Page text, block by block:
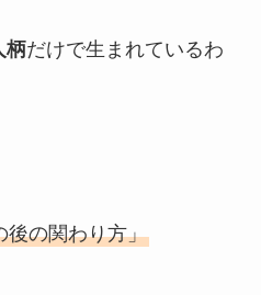
柄だけで生まれているわ
後の関わり方」